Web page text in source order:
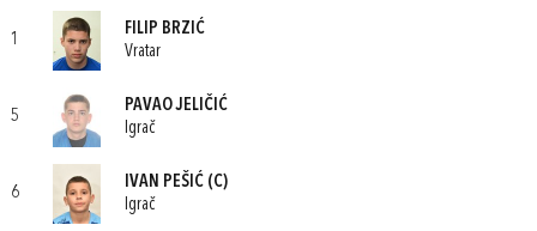
1
FILIP BRZIĆ
Vratar
5
PAVAO JELIČIĆ
Igrač
6
IVAN PEŠIĆ (C)
Igrač